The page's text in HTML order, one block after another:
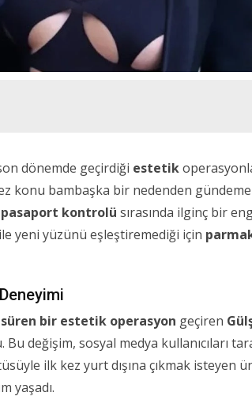
dönemde geçirdiği estetik
konu bambaşka bir nedenden
pasaport kontrolü sırasında ilginç bir
yeni yüzünü eşleştiremediği için
bir estetik operasyon geçiren
değişim, sosyal medya kullanıcıları
ilk kez yurt dışına çıkmak isteyen
yaşadı.